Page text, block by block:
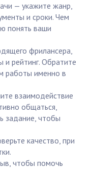
— укажите жанр,
и сроки. Чем
понять ваши
фрилансера,
и рейтинг. Обратите
работы именно в
взаимодействие
общаться,
задание, чтобы
качество, при
чтобы помочь